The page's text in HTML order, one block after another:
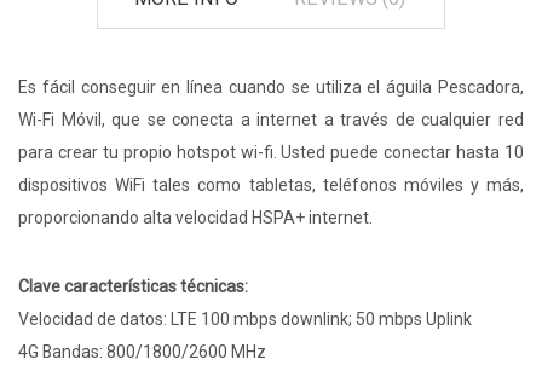
Es fácil conseguir en línea cuando se utiliza el águila Pescadora,
Wi-Fi Móvil, que se conecta a internet a través de cualquier red
para crear tu propio hotspot wi-fi. Usted puede conectar hasta 10
dispositivos WiFi tales como tabletas, teléfonos móviles y más,
proporcionando alta velocidad HSPA+ internet.
Clave características técnicas:
Velocidad de datos: LTE 100 mbps downlink; 50 mbps Uplink
4G Bandas: 800/1800/2600 MHz